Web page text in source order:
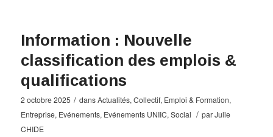
Information : Nouvelle
classification des emplois &
qualifications
2 octobre 2025 / dansActualités, Collectif, Emploi & Formation,
Entreprise, Evénements, Evénements UNIIC, Social / parJulie
CHIDE